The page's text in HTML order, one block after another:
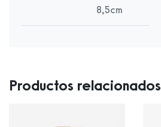
8,5cm
Productos relacionados